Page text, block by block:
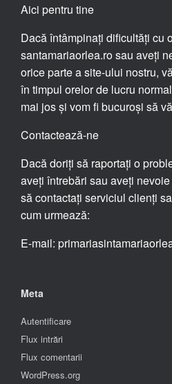
Aici pentru tine
Dacă întâmpinați dificultăți cu
santamariaorlea.ro sau aveți
orice parte a site-ului nostru,
în timpul orelor de lucru
mai jos și vom fi bucuroși să
Contactează-ne
Dacă doriți să raportați o
aveți întrebări sau aveți
să contactați serviciul clienți
cum urmează:
E-mail:
Meta
Autentificare
Flux intrări
Flux comentarii
WordPress.org